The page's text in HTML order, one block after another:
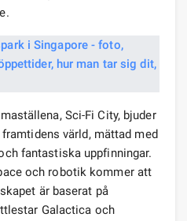
Sci-Fi City, bjuder
värld, mättad med
fantastiska uppfinningar.
och robotik kommer att
är baserat på
Galactica och